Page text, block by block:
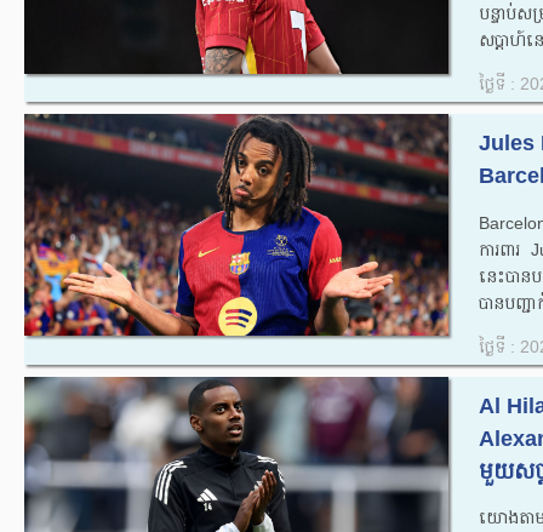
បន្ទាប់ស
សប្តាហ៍ន
ថ្ងៃទី :
Jules
ការពារ
នេះបាន
បានបញ្ជ
ថ្ងៃទី :
Al
មួយសប្
យោងតា